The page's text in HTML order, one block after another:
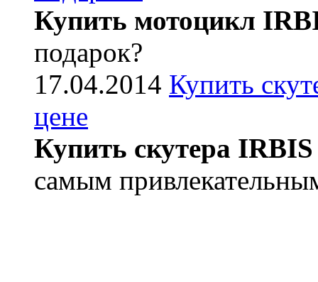
Купить мотоцикл
подарок?
17.04.2014 Купить
цене
Купить скутера IRBIS
самым